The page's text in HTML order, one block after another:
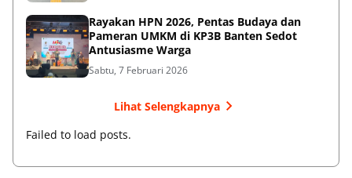
Rayakan HPN 2026, Pentas Budaya dan
Pameran UMKM di KP3B Banten Sedot
Antusiasme Warga
Sabtu, 7 Februari 2026
Lihat Selengkapnya
Failed to load posts.